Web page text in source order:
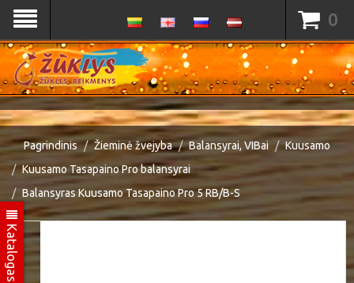
Katalogas
0
Pagrindinis Žieminė žvejyba Balansyrai, VIBai
Kuusamo
Kuusamo Tasapaino Pro balansyrai
Balansyras Kuusamo Tasapaino Pro 5 RB/B-S